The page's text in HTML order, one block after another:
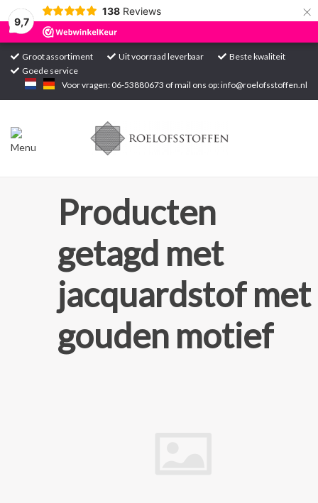
9,7
138 Reviews ×
Groot assortiment Uit voorraad leverbaar
Beste kwaliteit
Goede service
Voor vragen: 06-53880673 of mail ons op:info@roelofsstoffen.nl
Home
Producten
getagd met
jacquardstof met
gouden motief